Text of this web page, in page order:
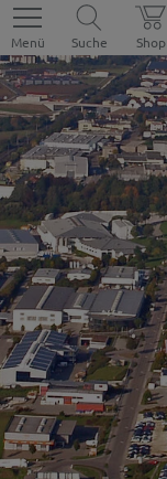
Menü Suche Shop